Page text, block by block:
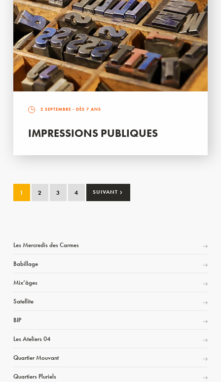
2 SEPTEMBRE - DÈS 7 ANS
IMPRESSIONS PUBLIQUES
1 2 3 4 SUIVANT ›
Les Mercredis des Carmes
Babillage
Mix’âges
Satellite
BIP
Les Ateliers 04
Quartier Mouvant
Quartiers Pluriels